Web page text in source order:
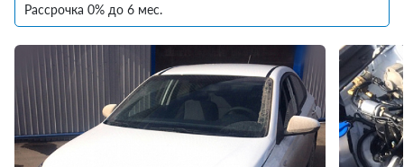
Рассрочка 0% до 6 мес.